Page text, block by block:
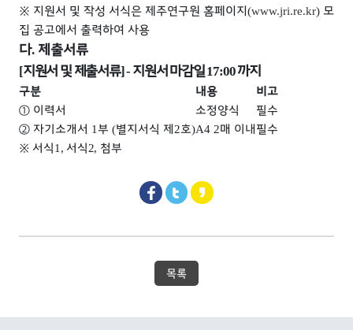
※ 지원서 및 작성 서식은 제주연구원 홈페이지(www.jri.re.kr) 모
집 공고에서 출력하여 사용
다. 제출서류
[지원서 및 제출서류] - 지원서 마감일17:00까지
구분 내용
비고
① 이력서 소정양식
필수
② 자기소개서 1부 (별지서식 제2호)A4 2매 이내필수
※ 서식1, 서식2, 첨부
목록